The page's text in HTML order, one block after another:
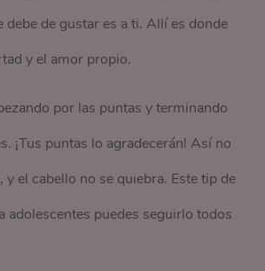
debe de gustar es a ti. Allí es donde
y el amor propio.
por las puntas y terminando
¡Tus puntas lo agradecerán! Así no
y el cabello no se quiebra. Este tip de
adolescentes puedes seguirlo todos